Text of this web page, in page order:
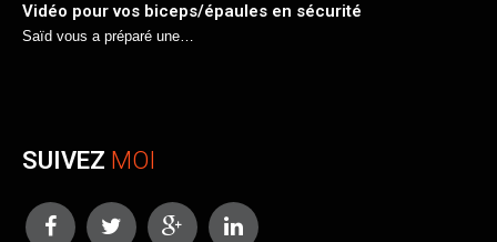
Vidéo pour vos biceps/épaules en sécurité
Saïd vous a préparé une…
SUIVEZ MOI